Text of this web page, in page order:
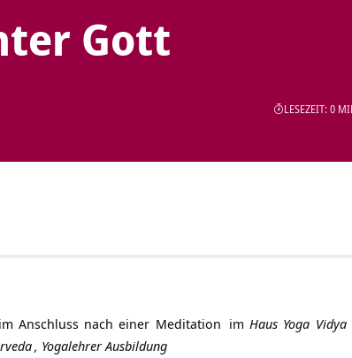
Gott
LESEZEIT: 0
Anschluss nach einer Meditation imHaus Yoga
, Yogalehrer Ausbildung